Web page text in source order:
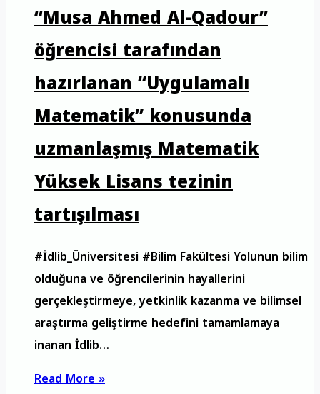
“Musa Ahmed Al-Qadour”
öğrencisi tarafından
hazırlanan “Uygulamalı
Matematik” konusunda
uzmanlaşmış Matematik
Yüksek Lisans tezinin
tartışılması
#İdlib_Üniversitesi #Bilim Fakültesi Yolunun bilim
olduğuna ve öğrencilerinin hayallerini
gerçekleştirmeye, yetkinlik kazanma ve bilimsel
araştırma geliştirme hedefini tamamlamaya
inanan İdlib…
Read More »